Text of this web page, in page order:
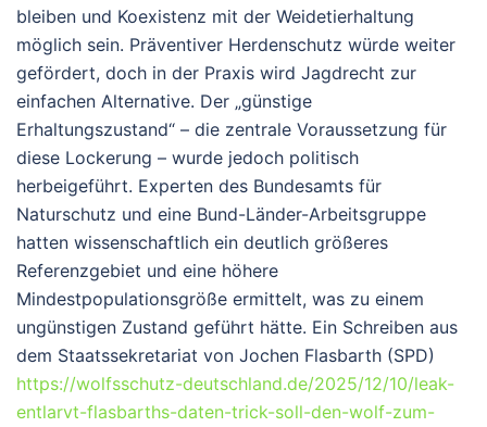
bleiben und Koexistenz mit der Weidetierhaltung
möglich sein. Präventiver Herdenschutz würde weiter
gefördert, doch in der Praxis wird Jagdrecht zur
einfachen Alternative. Der „günstige
Erhaltungszustand“ – die zentrale Voraussetzung für
diese Lockerung – wurde jedoch politisch
herbeigeführt. Experten des Bundesamts für
Naturschutz und eine Bund-Länder-Arbeitsgruppe
hatten wissenschaftlich ein deutlich größeres
Referenzgebiet und eine höhere
Mindestpopulationsgröße ermittelt, was zu einem
ungünstigen Zustand geführt hätte. Ein Schreiben aus
dem Staatssekretariat von Jochen Flasbarth (SPD)
https://wolfsschutz-deutschland.de/2025/12/10/leak-
entlarvt-flasbarths-daten-trick-soll-den-wolf-zum-